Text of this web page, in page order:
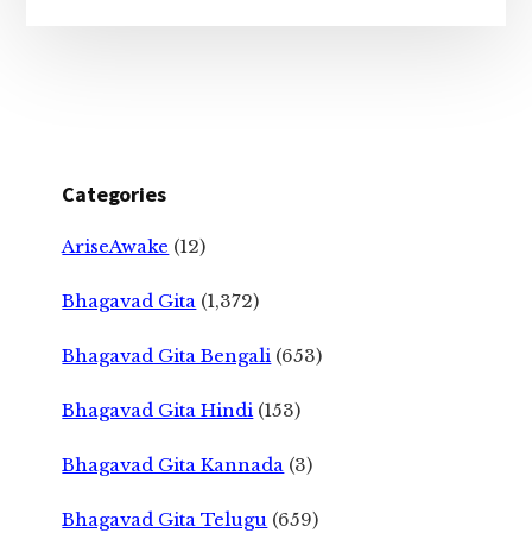
Categories
AriseAwake (12)
Bhagavad Gita (1,372)
Bhagavad Gita Bengali (653)
Bhagavad Gita Hindi (153)
Bhagavad Gita Kannada (3)
Bhagavad Gita Telugu (659)